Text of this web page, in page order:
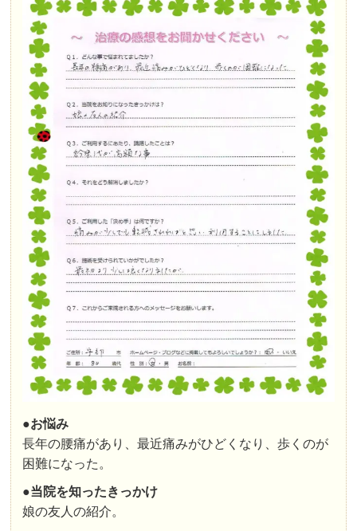
●お悩み
長年の腰痛があり、最近痛みがひどくなり、歩くのが
困難になった。
●当院を知ったきっかけ
娘の友人の紹介。